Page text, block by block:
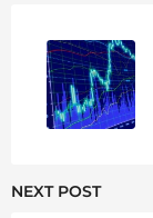
NEXT POST